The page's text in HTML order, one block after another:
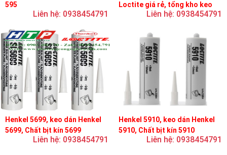
595
Liên hệ: 0938454791
Loctite giá rẻ, tổng kho keo
Liên hệ: 0938454791
Henkel 5699, keo dán Henkel
5699, Chất bịt kín 5699
Liên hệ: 0938454791
Henkel 5910, keo dán Henkel
5910, Chất bịt kín 5910
Liên hệ: 0938454791